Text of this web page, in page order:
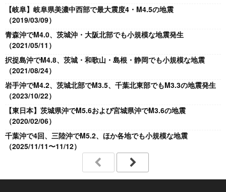
【岐阜】岐阜県美濃中西部で最大震度4・M4.5の地震
（2019/03/09）
青森沖でM4.0、茨城沖・大阪北部でも小規模な地震発生
（2021/05/11）
択捉島沖でM4.8、茨城・和歌山・島根・静岡でも小規模な地震
（2021/08/24）
岩手沖でM4.2、茨城北部でM3.5、千葉北東部でもM3.3の地震発生
（2023/10/22）
【東日本】茨城県沖でM5.6および宮城県沖でM3.6の地震
（2020/02/06）
千葉沖で4回、三陸沖でM5.2、ほか各地でも小規模な地震
（2025/11/11〜11/12）